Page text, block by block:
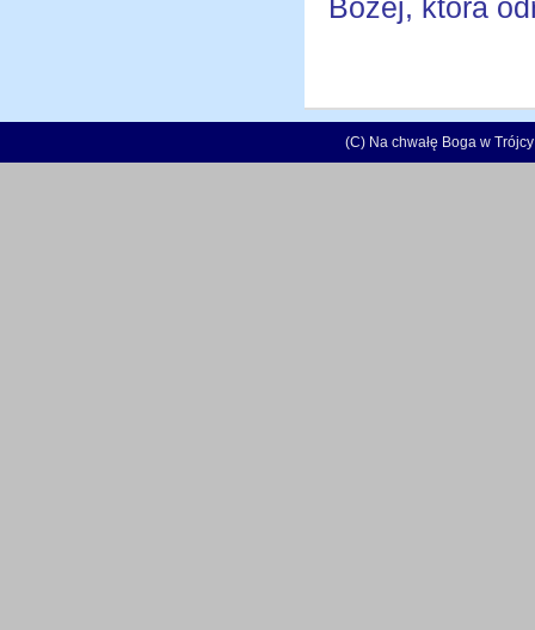
Bożej, która
(C) Na chwałę Boga w